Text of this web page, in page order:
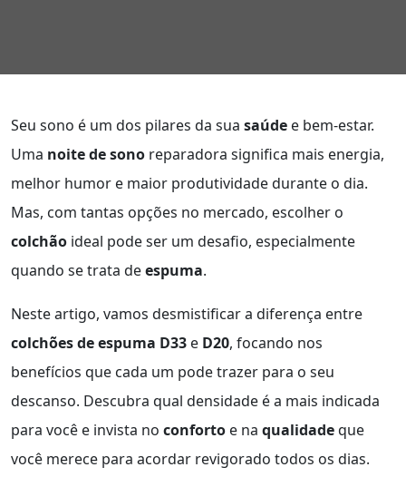
Seu sono é um dos pilares da sua saúde e bem-estar.
Uma noite de sono reparadora significa mais energia,
melhor humor e maior produtividade durante o dia.
Mas, com tantas opções no mercado, escolher o
colchão ideal pode ser um desafio, especialmente
quando se trata deespuma.
Neste artigo, vamos desmistificar a diferença entre
colchões de espuma D33 e D20, focando nos
benefícios que cada um pode trazer para o seu
descanso. Descubra qual densidade é a mais indicada
para você e invista no conforto e na qualidadeque
você merece para acordar revigorado todos os dias.